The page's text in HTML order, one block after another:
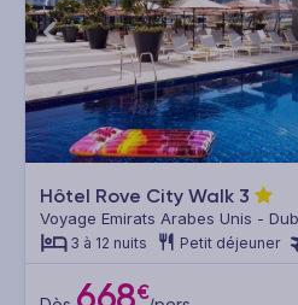
Hôtel Rove City Walk 3
Voyage Emirats Arabes Unis -
3 à 12 nuits Petit déjeuner
€